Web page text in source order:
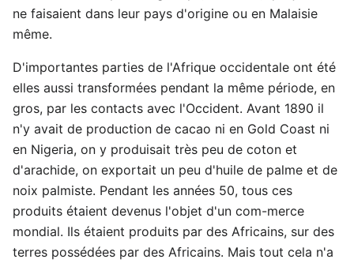
ne faisaient dans leur pays d'origine ou en Malaisie
même.
D'importantes parties de l'Afrique occidentale ont été
elles aussi transformées pendant la même période, en
gros, par les contacts avec l'Occident. Avant 1890 il
n'y avait de production de cacao ni en Gold Coast ni
en Nigeria, on y produisait très peu de coton et
d'arachide, on exportait un peu d'huile de palme et de
noix palmiste. Pendant les années 50, tous ces
produits étaient devenus l'objet d'un com-merce
mondial. Ils étaient produits par des Africains, sur des
terres possédées par des Africains. Mais tout cela n'a